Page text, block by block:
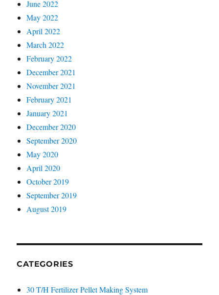
June 2022
May 2022
April 2022
March 2022
February 2022
December 2021
November 2021
February 2021
January 2021
December 2020
September 2020
May 2020
April 2020
October 2019
September 2019
August 2019
CATEGORIES
30 T/H Fertilizer Pellet Making System